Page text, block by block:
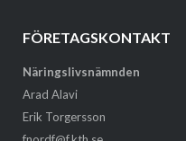
FÖRETAGSKONTAKT
Näringslivsnämnden
Arad Alavi
Erik Torgersson